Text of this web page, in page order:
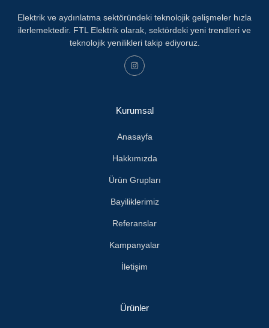
Elektrik ve aydınlatma sektöründeki teknolojik gelişmeler hızla
ilerlemektedir. FTL Elektrik olarak, sektördeki yeni trendleri ve
teknolojik yenilikleri takip ediyoruz.
Kurumsal
Anasayfa
Hakkımızda
Ürün Grupları
Bayiliklerimiz
Referanslar
Kampanyalar
İletişim
Ürünler